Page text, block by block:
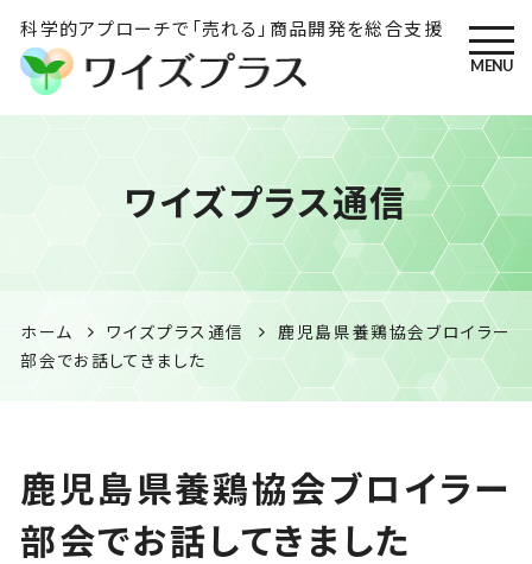
科学的アプローチで「売れる」商品開発を総合支援
ワイズプラス｜鹿児島の特産
品開発・HACCP衛生管理・食
品表示の専門コンサル
MENU
ワイズプラス通信
ホーム ワイズプラス通信
鹿児島県養鶏協会ブロイラー
部会でお話してきました
鹿児島県養鶏協会ブロイラー
部会でお話してきました